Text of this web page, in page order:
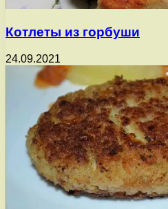
Котлеты из горбуши
24.09.2021